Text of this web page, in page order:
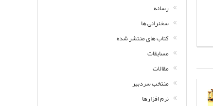
رسانه
سخنرانی ها
کتاب های منتشر شده
مسابقات
مقالات
منتخب سردبیر
نرم افزارها